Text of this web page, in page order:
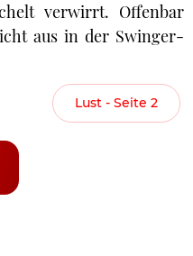
verwirrt. Offenbar
aus in der Swinger-
Lust - Seite 2